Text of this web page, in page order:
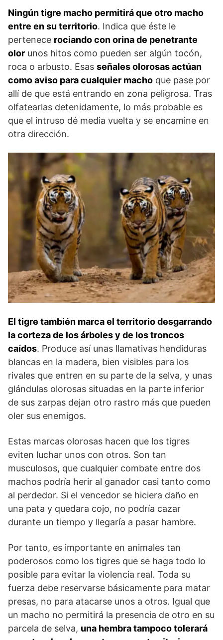
Ningún tigre macho permitirá que otro macho
entre en su te­rritorio. Indica que éste le
pertenece rociando con orina de pe­netrante
olor unos hitos como pueden ser algún tocón,
roca o arbusto. Esas señales olorosas actúan
como aviso para cualquier macho que pase por
allí de que está entrando en zona peligrosa. Tras
olfatearlas detenidamente, lo más probable es
que el intru­so dé media vuelta y se encamine en
otra dirección.
El tigre también marca el territorio desgarrando
la corteza de los árboles y de los troncos
caídos. Produce así unas llamativas hendiduras
blancas en la madera, bien visibles para los
rivales que entren en su parte de la selva, y unas
glándulas olorosas si­tuadas en la parte inferior
de sus zarpas dejan otro rastro más que pueden
oler sus enemigos.
Estas marcas olorosas hacen que los tigres
eviten luchar unos con otros. Son tan
musculosos, que cualquier combate entre dos
machos podría herir al ganador casi tanto como
al perdedor. Si el vencedor se hiciera daño en
una pata y quedara cojo, no podría cazar
durante un tiempo y llegaría a pasar hambre.
Por tanto, es importante en animales tan
poderosos como los tigres que se haga todo lo
posible para evitar la violencia real. Toda su
fuerza debe reservarse básicamente para matar
presas, no para atacarse unos a otros. Igual que
un macho no permitirá la presencia de otro en su
parcela de selva, una hembra tampoco tolerará